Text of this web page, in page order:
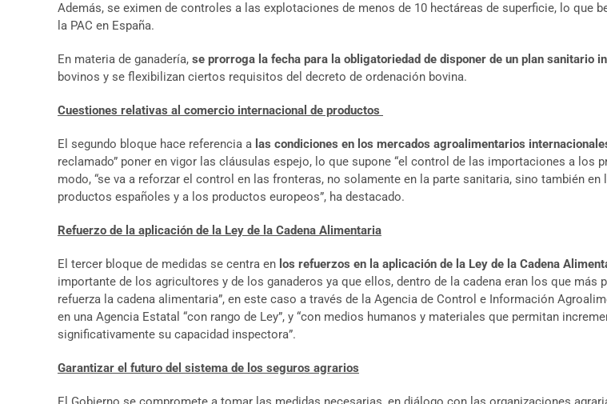
Además, se eximen de controles a las explotaciones de menos de 10 hectáreas de superficie, lo que
la PAC en España.
En materia de ganadería, se prorroga la fecha para la obligatoriedad de disponer de un plan sanitario
bovinos y se flexibilizan ciertos requisitos del decreto de ordenación bovina.
Cuestiones relativas al comercio internacional de productos
El segundo bloque hace referencia a las condiciones en los mercados agroalimentarios
reclamado” poner en vigor las cláusulas espejo, lo que supone “el control de las importaciones a los
modo, “se va a reforzar el control en las fronteras, no solamente en la parte sanitaria, sino también
productos españoles y a los productos europeos”, ha destacado.
Refuerzo de la aplicación de la Ley de la Cadena Alimentaria
El tercer bloque de medidas se centra en los refuerzos en la aplicación de la Ley de la Cadena
importante de los agricultores y de los ganaderos ya que ellos, dentro de la cadena eran los que más
refuerza la cadena alimentaria”, en este caso a través de la Agencia de Control e Información
en una Agencia Estatal “con rango de Ley”, y “con medios humanos y materiales que permitan
significativamente su capacidad inspectora”.
Garantizar el futuro del sistema de los seguros agrarios